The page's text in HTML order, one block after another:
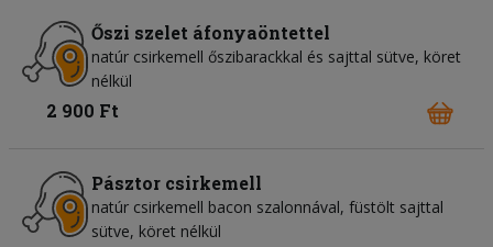
Őszi szelet áfonyaöntettel
natúr csirkemell őszibarackkal és sajttal sütve, köret
nélkül
2 900 Ft
Pásztor csirkemell
natúr csirkemell bacon szalonnával, füstölt sajttal
sütve, köret nélkül